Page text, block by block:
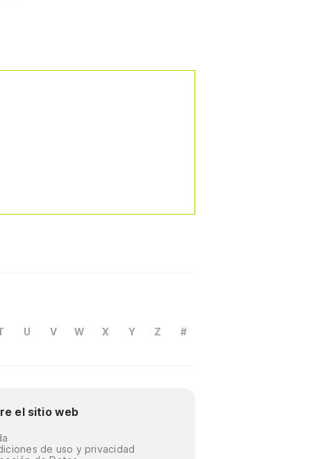
U V W X Y Z #
el sitio web
de uso y privacidad